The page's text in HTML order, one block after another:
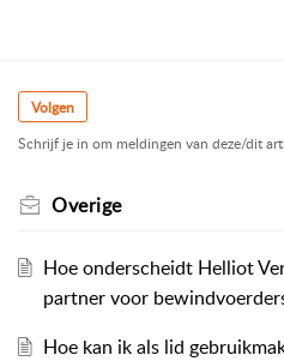
Volgen
Schrijf je in om meldingen van deze/dit
Overige
Hoe onderscheidt Helliot
partner voor
Hoe kan ik als lid